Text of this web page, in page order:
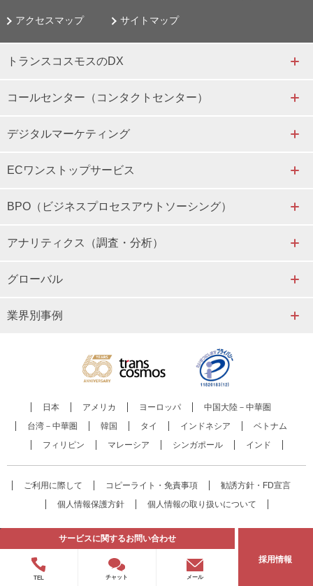
サービスに関するお問い合わせ
TEL チャット メール
採用情報
アクセスマップ サイトマップ
トランスコスモスのDX
コールセンター（コンタクトセンター）
デジタルマーケティング
ECワンストップサービス
BPO（ビジネスプロセスアウトソーシング）
アナリティクス（調査・分析）
グローバル
業界別事例
日本 アメリカ ヨーロッパ
中国大陸－中華圏
台湾－中華圏
韓国 タイ インドネシア
ベトナム
フィリピン
マレーシア シンガポール インド
ご利用に際して コピーライト・免責事項
勧誘方針・FD宣言
個人情報保護方針
個人情報の取り扱いについて
© transcosmos inc. All rights reserved.